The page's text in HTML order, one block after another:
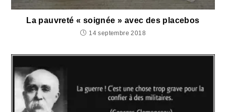
La pauvreté « soignée » avec des placebos
14 septembre 2018